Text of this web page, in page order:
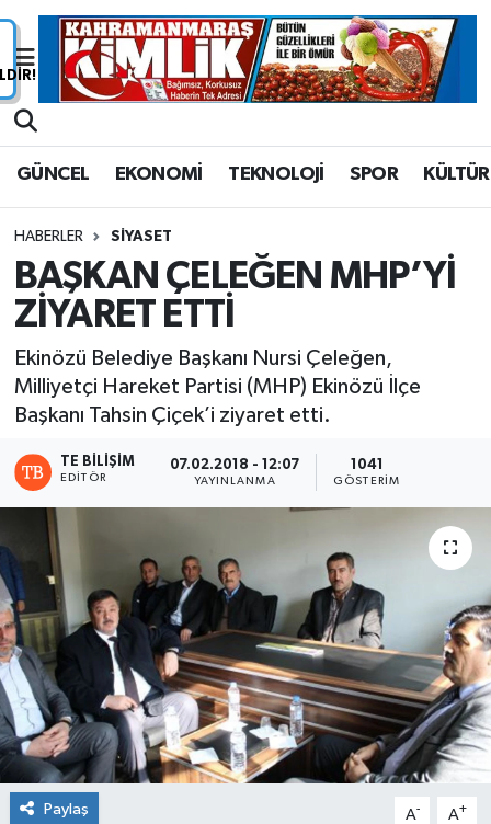
GÜNCEL EKONOMİ TEKNOLOJİ SPOR KÜLTÜR
HABERLER SİYASET
BAŞKAN ÇELEĞEN MHP’Yİ
ZİYARET ETTİ
Ekinözü Belediye Başkanı Nursi Çeleğen,
Milliyetçi Hareket Partisi (MHP) Ekinözü İlçe
Başkanı Tahsin Çiçek’i ziyaret etti.
TE BILIŞIM
EDITÖR
07.02.2018 - 12:07
YAYINLANMA
1041
GÖSTERIM
Paylaş A- A+
Nöbetçi Eczaneler
Süper Lig Puan Durumu ve Fikstür
Tüm Manşetler
Son Dakika Haberleri
Haber Arşivi